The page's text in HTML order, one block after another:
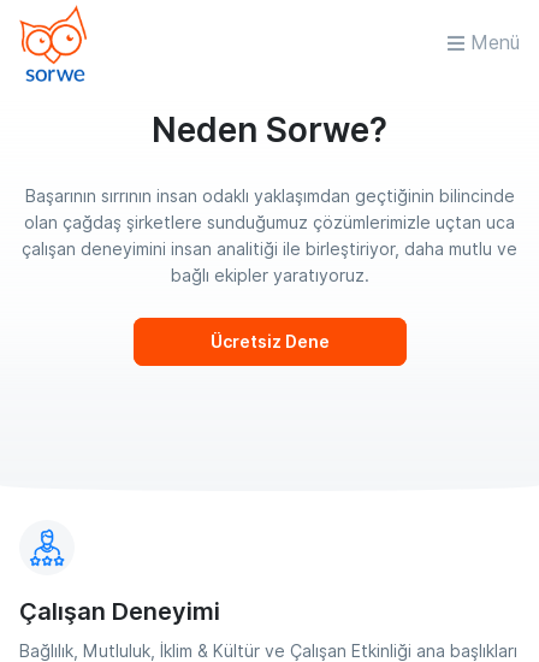
Menü
Neden Sorwe?
Başarının sırrının insan odaklı yaklaşımdan geçtiğinin bilincinde
olan çağdaş şirketlere sunduğumuz çözümlerimizle uçtan uca
çalışan deneyimini insan analitiği ile birleştiriyor, daha mutlu ve
bağlı ekipler yaratıyoruz.
Ücretsiz Dene
Çalışan Deneyimi
Bağlılık, Mutluluk, İklim & Kültür ve Çalışan Etkinliği ana başlıkları